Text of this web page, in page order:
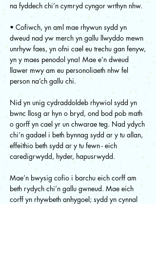
na fyddech chi’n cymryd cyngor wrthyn nhw.
• Cofiwch, yn aml mae rhywun sydd yn
dweud nad yw merch yn gallu llwyddo mewn
unrhyw faes, yn ofni cael eu trechu gan fenyw,
yn y maes penodol yna! Mae e’n dweud
llawer mwy am eu personoliaeth nhw fel
person na’ch gallu chi.
Nid yn unig cydraddoldeb rhywiol sydd yn
bwnc llosg ar hyn o bryd, ond bod pob math
o gorff yn cael yr un chwarae teg. Nad ydych
chi’n gadael i beth bynnag sydd ar y tu allan,
effeithio beth sydd ar y tu fewn - eich
caredigrwydd, hyder, hapusrwydd.
Mae’n bwysig cofio i barchu eich corff am
beth rydych chi’n gallu gwneud. Mae eich
corff yn rhywbeth anhygoel; sydd yn cynnal